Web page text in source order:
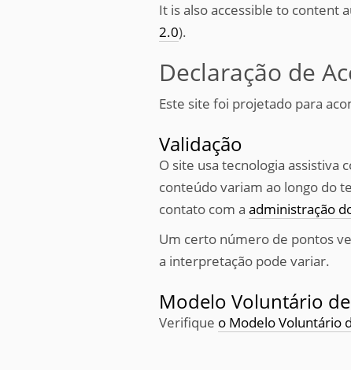
It is also accessible to content
2.0).
Declaração de
Este site foi projetado para
Validação
O site usa tecnologia assistiva
conteúdo variam ao longo do
contato com a administração
Um certo número de pontos
a interpretação pode variar.
Modelo Voluntário
Verifique o Modelo Voluntário